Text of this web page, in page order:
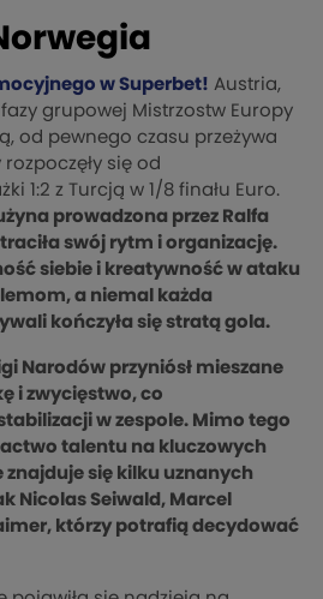
w Superbet! Austria,
grupowej Mistrzostw Europy
od pewnego czasu przeżywa
się od
1:2 z Turcją w 1/8 finału Euro.
prowadzona przez Ralfa
swój rytm i organizację.
siebie i kreatywność w ataku
a niemal każda
kończyła się stratą gola.
Narodów przyniósł mieszane
i zwycięstwo, co
w zespole. Mimo tego
talentu na kluczowych
znajduje się kilku uznanych
Nicolas Seiwald, Marcel
którzy potrafią decydować